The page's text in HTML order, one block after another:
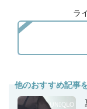
ラ
他のおすすめ記事